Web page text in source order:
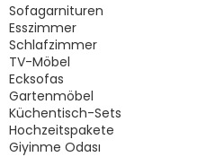
Sofagarnituren
Esszimmer
Schlafzimmer
TV-Möbel
Ecksofas
Gartenmöbel
Küchentisch-Sets
Hochzeitspakete
Giyinme Odası